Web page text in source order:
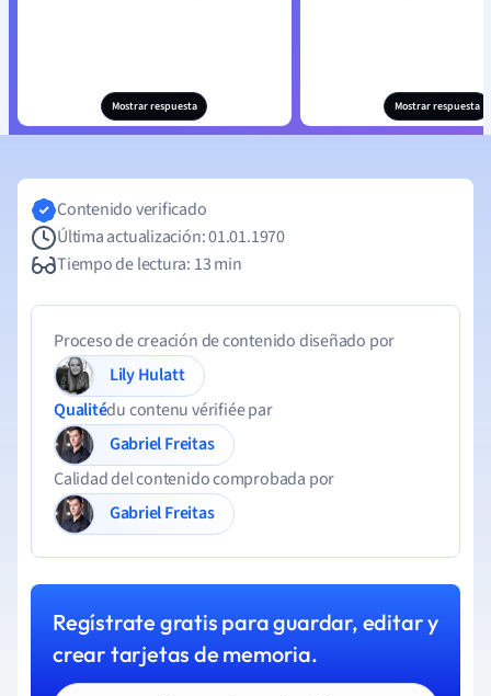
Mostrar respuesta Mostrar respuesta
Contenido verificado
Última actualización: 01.01.1970
Tiempo de lectura: 13 min
Proceso de creación de contenido diseñado por
Lily Hulatt
Qualitédu contenu vérifiée par
Gabriel Freitas
Calidad del contenido comprobada por
Gabriel Freitas
Regístrate gratis para guardar, editar y
crear tarjetas de memoria.